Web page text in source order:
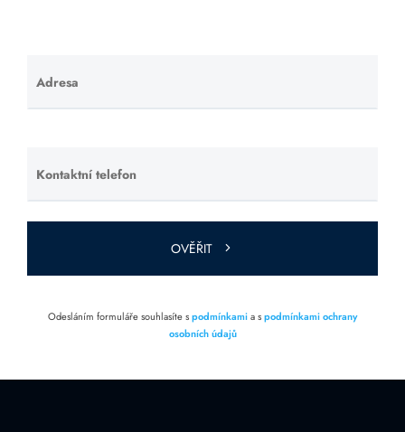
Adresa
Ponechte
toto pole
Kontaktní telefon
Ponechte
toto pole
prázdné.
OVĚŘIT
Odesláním formuláře souhlasíte spodmínkamia spodmínkami ochrany
osobních údajů